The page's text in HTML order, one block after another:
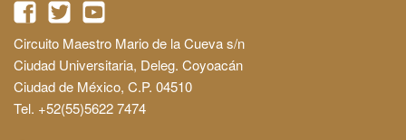
Circuito Maestro Mario de la Cueva s/n
Ciudad Universitaria, Deleg. Coyoacán
Ciudad de México, C.P. 04510
Tel. +52(55)5622 7474